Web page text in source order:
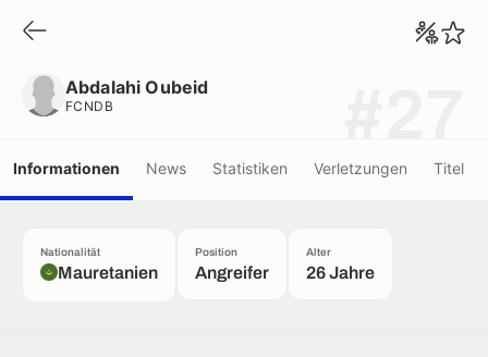
Abdalahi Oubeid
FCNDB
Informationen News Statistiken Verletzungen Titel
Nationalität
Mauretanien
Position
Angreifer
Alter
26 Jahre